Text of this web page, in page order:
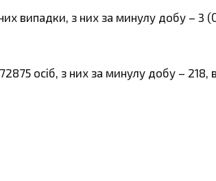
випадки, з них за минулу добу – 3
осіб, з них за минулу добу – 218,